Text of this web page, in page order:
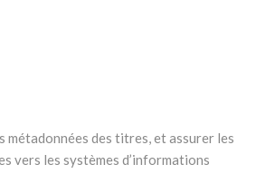
métadonnées des titres, et assurer les
vers les systèmes d’informations